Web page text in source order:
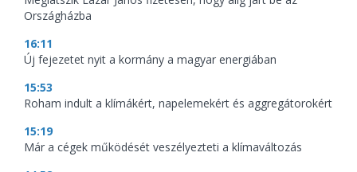
Országházba
16:11
Új fejezetet nyit a kormány a magyar energiában
15:53
Roham indult a klímákért, napelemekért és aggregátorokért
15:19
Már a cégek működését veszélyezteti a klímaváltozás